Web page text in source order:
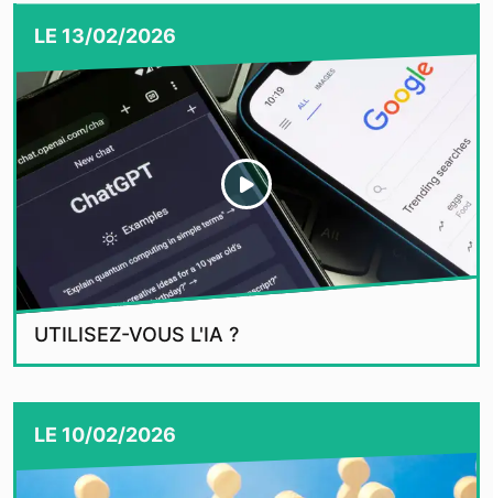
LE 13/02/2026
UTILISEZ-VOUS L'IA ?
LE 10/02/2026